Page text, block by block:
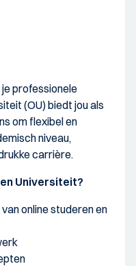
professionele
(OU) biedt jou als
om flexibel en
niveau,
carrière.
Universiteit?
online studeren en